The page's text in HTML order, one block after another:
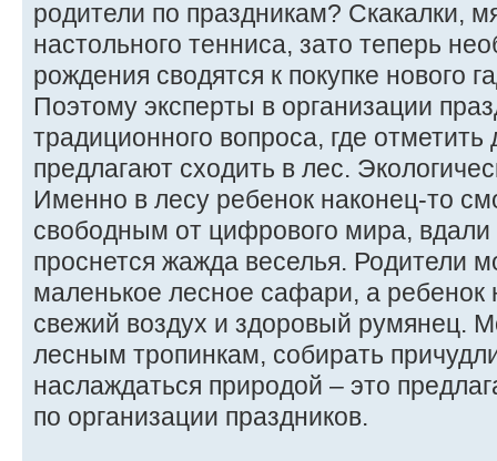
родители по праздникам? Скакалки,
настольного тенниса, зато теперь
рождения сводятся к покупке нового
Поэтому эксперты в организации
традиционного вопроса, где
предлагают сходить в лес.
Именно в лесу ребенок наконец-то
свободным от цифрового мира,
проснется жажда веселья. Родители
маленькое лесное сафари, а ребенок
свежий воздух и здоровый румянец.
лесным тропинкам, собирать
наслаждаться природой – это
по организации праздников.